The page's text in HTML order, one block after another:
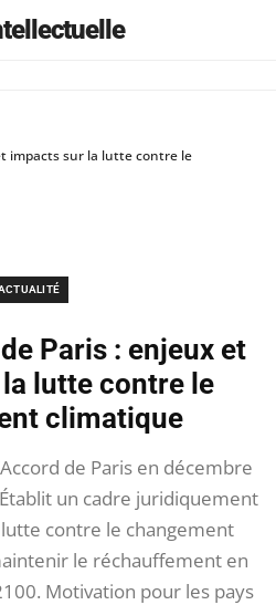
impacts sur la lutte contre le
Paris : enjeux et
lutte contre le
climatique
de Paris en décembre
un cadre juridiquement
contre le changement
le réchauffement en
Motivation pour les pays